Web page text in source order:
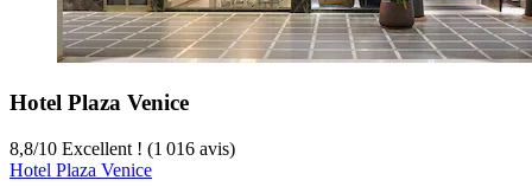
Hotel Plaza Venice
8,8/10 Excellent ! (1 016 avis)
Hotel Plaza Venice